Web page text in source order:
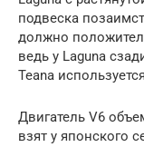
подвеска
должно
ведь у Laguna
Teana
Двигатель V6
взят у японского